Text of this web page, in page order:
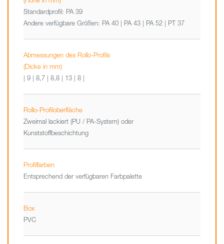
Standardprofil: PA 39
Andere verfügbare Größen: PA 40 | PA 43 | PA 52 | PT 37
Abmessungen des Rollo-Profils
(Dicke in mm)
| 9 | 8,7 | 8,8 | 13 | 8 |
Rollo-Profiloberfläche
Zweimal lackiert (PU / PA-System) oder
Kunststoffbeschichtung
Profilfarben
Entsprechend der verfügbaren Farbpalette
Box
PVC